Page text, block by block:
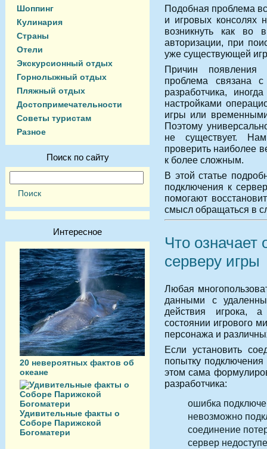
Шоппинг
Кулинария
Страны
Отели
Экскурсионный отдых
Горнолыжный отдых
Пляжный отдых
Достопримечательности
Советы туристам
Разное
Поиск по сайту
Интересное
20 невероятных фактов об
океане
Удивительные факты о
Соборе Парижской
Богоматери
Подобная проблема
и игровых консолях
возникнуть как во
авторизации, при
уже существующей
Причин появления
проблема связана
разработчика,
настройками
игры или
Поэтому
не существует.
проверить наиболее
к более сложным.
В этой статье
подключения к
помогают
смысл обращаться в
Что
серверу игры
Любая
данными с
действия игрока,
состоянии игрового
персонажа и
Если установить
попытку
этом сама
разработчика:
ошибка
невозможно
соединение
сервер